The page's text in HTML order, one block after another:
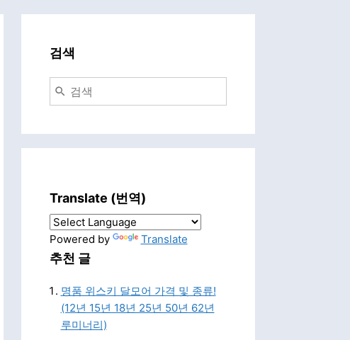
검색
Translate (번역)
Powered by Translate
추천 글
명품 위스키 달모어 가격 및 종류!
(12년 15년 18년 25년 50년 62년
루미너리)